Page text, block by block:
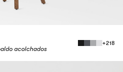
acolchados
+218